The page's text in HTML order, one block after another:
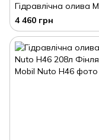
4 460 грн